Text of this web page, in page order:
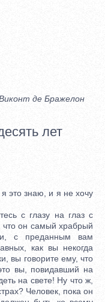
де Бражелон
лет
это знаю, и я не хочу
с глазу на глаз с
что он самый храбрый
с преданным вам
как вы некогда
вы говорите ему, что
вы, повидавший на
на свете! Ну что ж,
Человек, пока он